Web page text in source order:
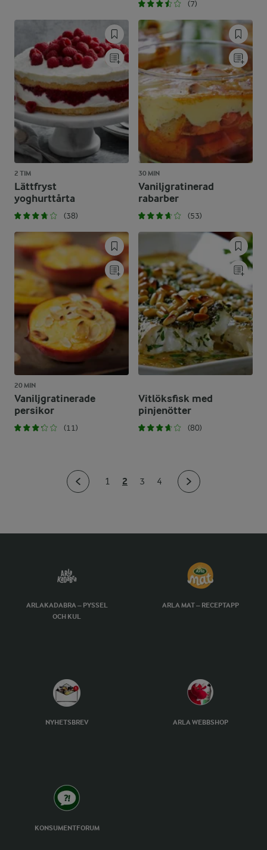
(7)
2 TIM
Lättfryst
yoghurttårta
(38)
30 MIN
Vaniljgratinerad
rabarber
(53)
20 MIN
Vaniljgratinerade
persikor
(11)
Vitlöksfisk med
pinjenötter
(80)
1 2 3 4
ARLAKADABRA – PYSSEL
OCH KUL
ARLA MAT – RECEPTAPP
NYHETSBREV ARLA WEBBSHOP
KONSUMENTFORUM